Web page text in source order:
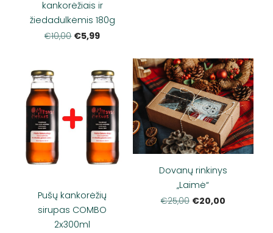
kankorėžiais ir
žiedadulkėmis 180g
€10,00 €5,99
Pušų kankorėžių
sirupas COMBO
2x300ml
Dovanų rinkinys
„Laimė“
€25,00 €20,00